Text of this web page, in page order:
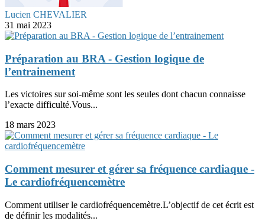
Lucien CHEVALIER
31 mai 2023
Préparation au BRA - Gestion logique de
l’entrainement
Les victoires sur soi-même sont les seules dont chacun connaisse
l’exacte difficulté.Vous...
18 mars 2023
Comment mesurer et gérer sa fréquence cardiaque -
Le cardiofréquencemètre
Comment utiliser le cardiofréquencemètre.L’objectif de cet écrit est
de définir les modalités...